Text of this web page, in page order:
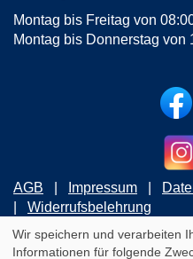
Montag bis Freitag von
Montag bis Donnerstag von
AGB Impressum
Widerrufsbelehrung
Cookie Einstellungen
Wir speichern und verarbeiten
Informationen für folgende